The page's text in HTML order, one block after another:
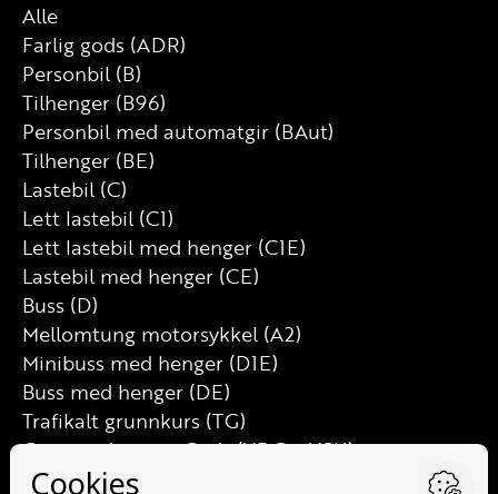
Alle
Farlig gods (ADR)
Personbil (B)
Tilhenger (B96)
Personbil med automatgir (BAut)
Tilhenger (BE)
Lastebil (C)
Lett lastebil (C1)
Lett lastebil med henger (C1E)
Lastebil med henger (CE)
Buss (D)
Mellomtung motorsykkel (A2)
Minibuss med henger (D1E)
Buss med henger (DE)
Trafikalt grunnkurs (TG)
Grunnutdanning Gods (YDG – YSK)
Grunnutdanning Person (YDP – YSK)